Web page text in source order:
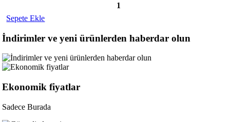
1
Sepete Ekle
İndirimler ve yeni ürünlerden haberdar olun
Ekonomik fiyatlar
Sadece Burada